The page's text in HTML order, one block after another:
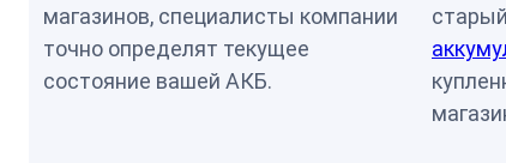
магазинов, специалисты компании
точно определят текущее
состояние вашей АКБ.